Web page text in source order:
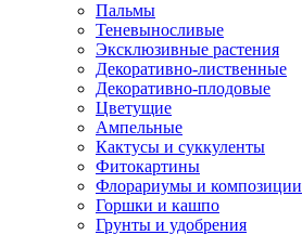
Пальмы
Теневыносливые
Эксклюзивные растения
Декоративно-лиственные
Декоративно-плодовые
Цветущие
Ампельные
Кактусы и суккуленты
Фитокартины
Флорариумы и композиции
Горшки и кашпо
Грунты и удобрения